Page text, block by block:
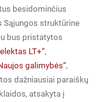
besidominčius
Sąjungos struktūrine
bus pristatytos
LT+“,
galimybės“,
dažniausiai paraiškų
atsakyta į